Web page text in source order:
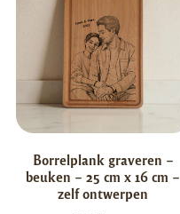
Borrelplank graveren –
beuken – 25 cm x 16 cm –
zelf ontwerpen